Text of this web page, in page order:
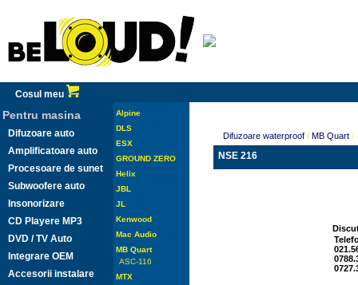
Cosul meu
Pentru masina
Difuzoare auto
Amplificatoare auto
Procesoare de sunet
Subwoofere auto
Insonorizare
CD Playere MP3
DVD / TV Auto
Integrare OEM
Accesorii instalare
Alpine
DLS
ESX
GROUND ZERO
Helix
JBL
JL
Kenwood
Mac Audio
MB Quart
ASC-116
MTX
Difuzoare waterproof/ MB Quart/
NSE 216